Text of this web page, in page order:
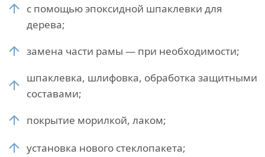
с помощью эпоксидной шпаклевки для
дерева;
замена части рамы — при необходимости;
шпаклевка, шлифовка, обработка защитными
составами;
покрытие морилкой, лаком;
установка нового стеклопакета;